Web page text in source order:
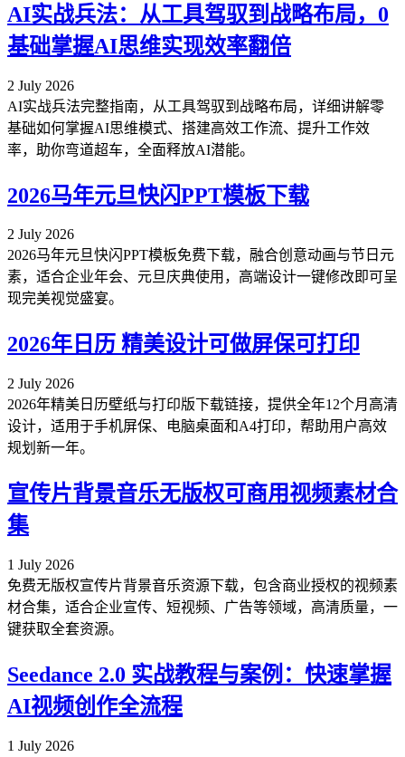
AI实战兵法：从工具驾驭到战略布局，0
基础掌握AI思维实现效率翻倍
2 July 2026
AI实战兵法完整指南，从工具驾驭到战略布局，详细讲解零
基础如何掌握AI思维模式、搭建高效工作流、提升工作效
率，助你弯道超车，全面释放AI潜能。
2026马年元旦快闪PPT模板下载
2 July 2026
2026马年元旦快闪PPT模板免费下载，融合创意动画与节日元
素，适合企业年会、元旦庆典使用，高端设计一键修改即可呈
现完美视觉盛宴。
2026年日历 精美设计可做屏保可打印
2 July 2026
2026年精美日历壁纸与打印版下载链接，提供全年12个月高清
设计，适用于手机屏保、电脑桌面和A4打印，帮助用户高效
规划新一年。
宣传片背景音乐无版权可商用视频素材合
集
1 July 2026
免费无版权宣传片背景音乐资源下载，包含商业授权的视频素
材合集，适合企业宣传、短视频、广告等领域，高清质量，一
键获取全套资源。
Seedance 2.0 实战教程与案例：快速掌握
AI视频创作全流程
1 July 2026